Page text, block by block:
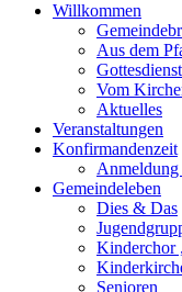
Willkommen
Aus dem
Vom
Aktuelles
Veranstaltungen
Konfirmandenzeit
Anmeldung
Gemeindeleben
Dies & Das
Kinderchor
Senioren